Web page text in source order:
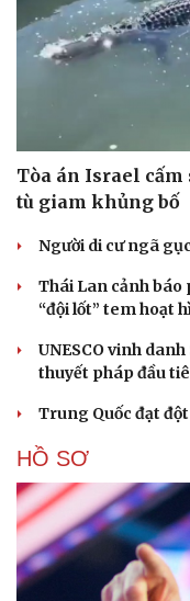
Tòa án Israel cấm
tù giam khủng bố
Người di cư ngã
Thái Lan cảnh báo
“đội lốt” tem hoạt
UNESCO vinh
thuyết pháp đầu
Trung Quốc đạt
HỒ SƠ